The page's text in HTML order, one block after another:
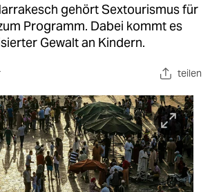
gehört Sextourismus für
Programm. Dabei kommt es
Gewalt an Kindern.
teilen